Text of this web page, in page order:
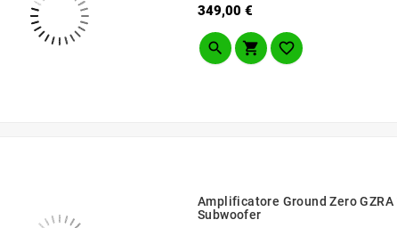
349,00 €Prezzo
  
Amplificatore Ground Zero
Subwoofer